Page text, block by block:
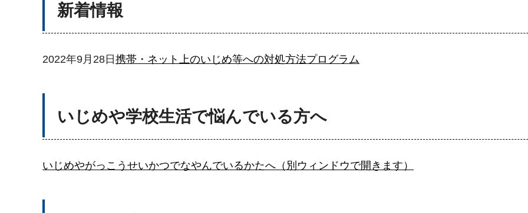
新着情報
2022年9月28日 携帯・ネット上のいじめ等への対処方法プログラム
いじめや学校生活で悩んでいる方へ
いじめやがっこうせいかつでなやんでいるかたへ（別ウィンドウで開きます）